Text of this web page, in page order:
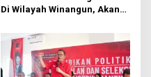
Di Wilayah Winangun, Akan